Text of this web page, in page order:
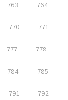
763 764
770 771
777 778
784 785
791 792